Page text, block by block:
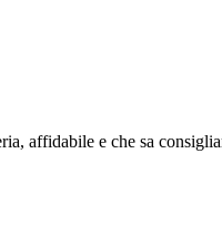
affidabile e che sa